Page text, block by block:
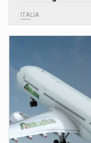
ITALIA